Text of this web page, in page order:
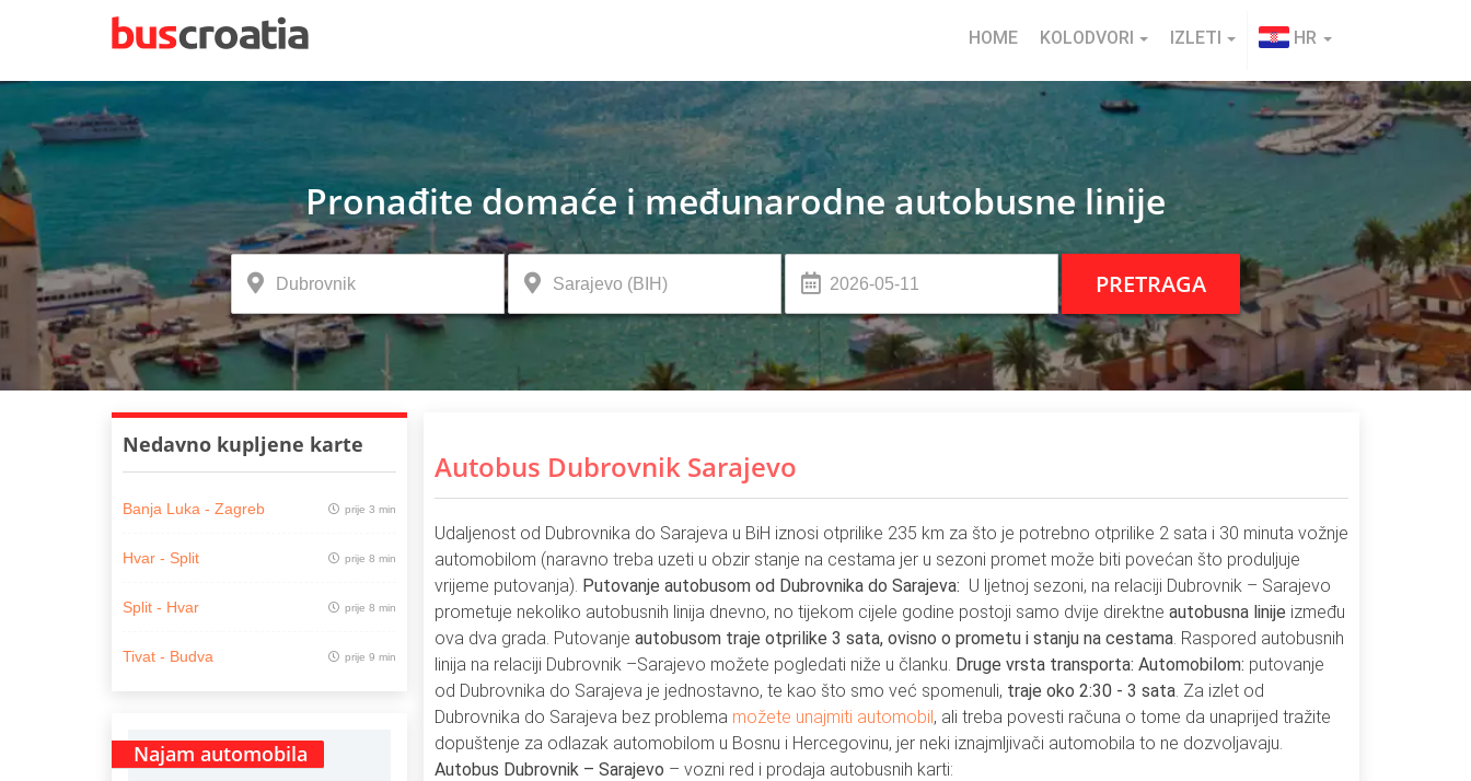
HOME KOLODVORI IZLETI HR
Pronađite domaće i međunarodne autobusne linije
PRETRAGA
Nedavno kupljene karte
Banja Luka - Zagreb prije 3 min
Hvar - Split prije 8 min
Split - Hvar prije 8 min
Tivat - Budva prije 9 min
Najam automobila
Autobus Dubrovnik Sarajevo
Udaljenost od Dubrovnika do Sarajeva u BiH iznosi otprilike 235 km za što je potrebno otprilike 2 sata i 30 minuta vožnje
automobilom (naravno treba uzeti u obzir stanje na cestama jer u sezoni promet može biti povećan što produljuje
vrijeme putovanja). Putovanje autobusom od Dubrovnika do Sarajeva: U ljetnoj sezoni, na relaciji Dubrovnik – Sarajevo
prometuje nekoliko autobusnih linija dnevno, no tijekom cijele godine postoji samo dvije direktne autobusna linije između
ova dva grada. Putovanje autobusom traje otprilike 3 sata, ovisno o prometu i stanju na cestama. Raspored autobusnih
linija na relaciji Dubrovnik –Sarajevo možete pogledati niže u članku. Druge vrsta transporta: Automobilom: putovanje
od Dubrovnika do Sarajeva je jednostavno, te kao što smo već spomenuli, traje oko 2:30 - 3 sata. Za izlet od
Dubrovnika do Sarajeva bez problema možete unajmiti automobil, ali treba povesti računa o tome da unaprijed tražite
dopuštenje za odlazak automobilom u Bosnu i Hercegovinu, jer neki iznajmljivači automobila to ne dozvoljavaju.
Autobus Dubrovnik – Sarajevo – vozni red i prodaja autobusnih karti: